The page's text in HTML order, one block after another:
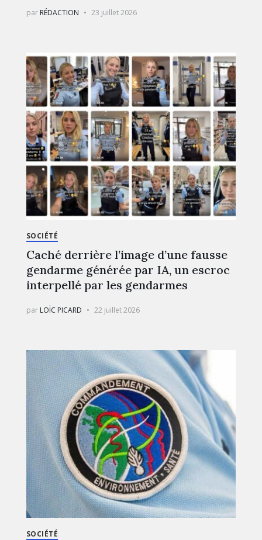
par RÉDACTION 23 juillet 2026
SOCIÉTÉ
Caché derrière l’image d’une fausse
gendarme générée par IA, un escroc
interpellé par les gendarmes
par LOÏC PICARD 22 juillet 2026
SOCIÉTÉ